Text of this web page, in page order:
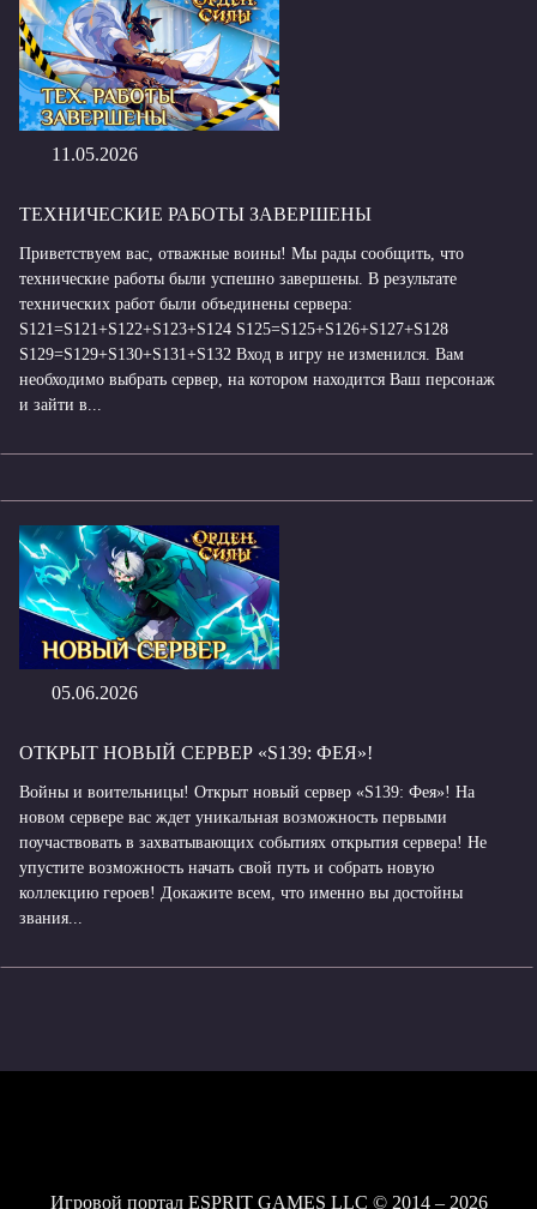
11.05.2026
ТЕХНИЧЕСКИЕ РАБОТЫ ЗАВЕРШЕНЫ
Приветствуем вас, отважные воины! Мы рады сообщить, что
технические работы были успешно завершены. В результате
технических работ были объединены сервера:
S121=S121+S122+S123+S124 S125=S125+S126+S127+S128
S129=S129+S130+S131+S132 Вход в игру не изменился. Вам
необходимо выбрать сервер, на котором находится Ваш персонаж
и зайти в...
05.06.2026
ОТКРЫТ НОВЫЙ СЕРВЕР «S139: ФЕЯ»!
Войны и воительницы! Открыт новый сервер «S139: Фея»! На
новом сервере вас ждет уникальная возможность первыми
поучаствовать в захватывающих событиях открытия сервера! Не
упустите возможность начать свой путь и собрать новую
коллекцию героев! Докажите всем, что именно вы достойны
звания...
Игровой портал ESPRIT GAMES LLC © 2014 – 2026